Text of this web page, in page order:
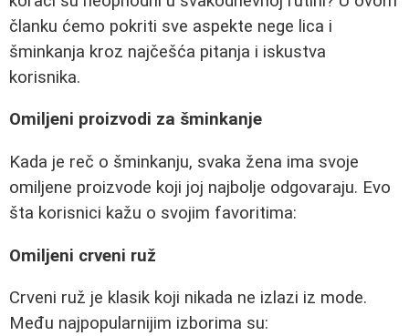
članku ćemo pokriti sve aspekte nege lica i
šminkanja kroz najčešća pitanja i iskustva
korisnika.
Omiljeni proizvodi za šminkanje
Kada je reč o šminkanju, svaka žena ima svoje
omiljene proizvode koji joj najbolje odgovaraju. Evo
šta korisnici kažu o svojim favoritima:
Omiljeni crveni ruž
Crveni ruž je klasik koji nikada ne izlazi iz mode.
Među najpopularnijim izborima su: